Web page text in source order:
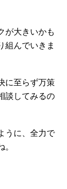
が大きいかも
組んでいきま
に至らず万策
談してみるの
うに、全力で